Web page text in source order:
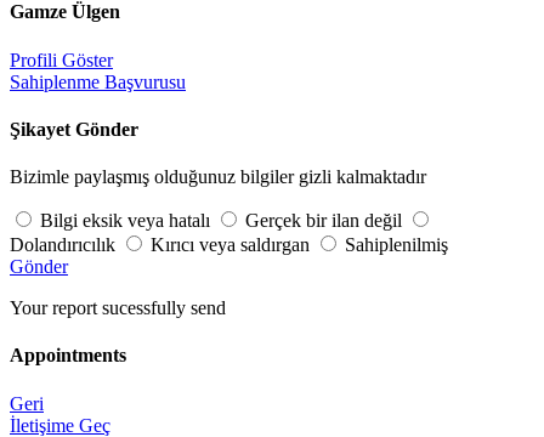
Gamze Ülgen
Profili Göster
Sahiplenme Başvurusu
Şikayet Gönder
Bizimle paylaşmış olduğunuz bilgiler gizli kalmaktadır
Bilgi eksik veya hatalı
Gerçek bir ilan değil
Dolandırıcılık
Kırıcı veya saldırgan
Sahiplenilmiş
Gönder
Your report sucessfully send
Appointments
Geri
İletişime Geç